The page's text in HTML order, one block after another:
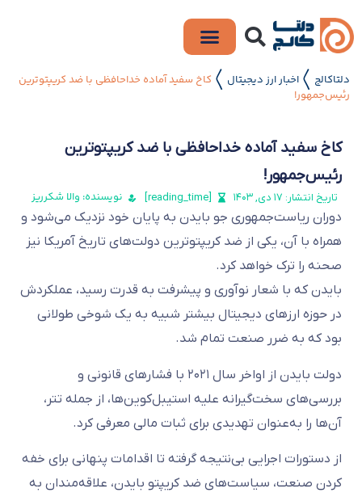
دلتاکالج اخبار ارز دیجیتال
کاخ سفید آماده خداحافظی با ضد کریپتوترین
رئیس‌جمهور!
کاخ سفید آماده خداحافظی با ضد کریپتوترین
رئیس‌جمهور!
تاریخ انتشار: ۱۷ دی, ۱۴۰۳
نویسنده: والا شکرریز
دوران ریاست‌جمهوری جو بایدن به پایان خود نزدیک می‌شود و
همراه با آن، یکی از ضد کریپتوترین دولت‌های تاریخ آمریکا نیز
صحنه را ترک خواهد کرد.
بایدن که با شعار نوآوری و پیشرفت به قدرت رسید، عملکردش
در حوزه ارزهای دیجیتال بیشتر شبیه به یک شوخی طولانی
بود که به ضرر صنعت تمام شد.
دولت بایدن از اواخر سال ۲۰۲۱ با فشارهای قانونی و
بررسی‌های سخت‌گیرانه علیه استیبل‌کوین‌ها، از جمله تتر،
آن‌ها را به‌عنوان تهدیدی برای ثبات مالی معرفی کرد.
از دستورات اجرایی بی‌نتیجه گرفته تا اقدامات پنهانی برای خفه
کردن صنعت، سیاست‌های ضد کریپتو بایدن، علاقه‌مندان به